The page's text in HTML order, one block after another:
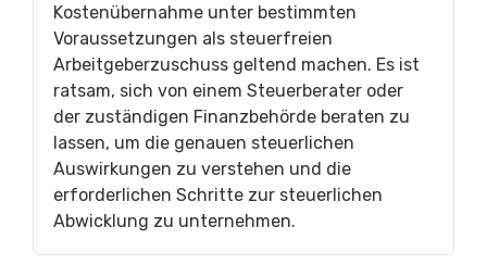
Kostenübernahme unter bestimmten
Voraussetzungen als steuerfreien
Arbeitgeberzuschuss geltend machen. Es ist
ratsam, sich von einem Steuerberater oder
der zuständigen Finanzbehörde beraten zu
lassen, um die genauen steuerlichen
Auswirkungen zu verstehen und die
erforderlichen Schritte zur steuerlichen
Abwicklung zu unternehmen.